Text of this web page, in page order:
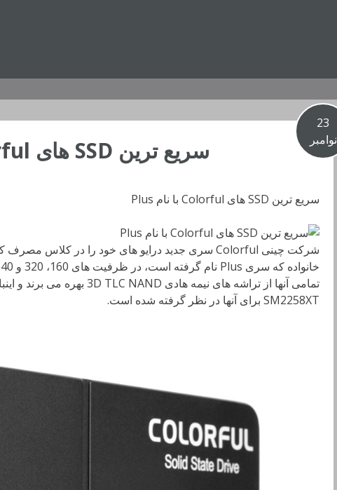
23
نوامبر
سریع ترین SSD های Colorful با نام Plus
سریع ترین SSD های Colorful با نام Plus
شرکت چینی Colorful سری جدید
درایو های خود را در کلاس مصرف
SM2258XT برای آنها در نظر گرفته شده است.